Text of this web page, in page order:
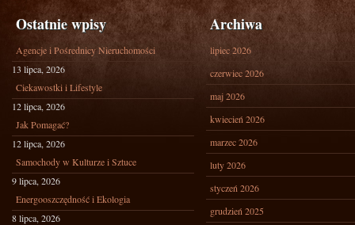
Ostatnie wpisy
Agencje i Pośrednicy Nieruchomości
13 lipca, 2026
Ciekawostki i Lifestyle
12 lipca, 2026
Jak Pomagać?
12 lipca, 2026
Samochody w Kulturze i Sztuce
9 lipca, 2026
Energooszczędność i Ekologia
8 lipca, 2026
Archiwa
lipiec 2026
czerwiec 2026
maj 2026
kwiecień 2026
marzec 2026
luty 2026
styczeń 2026
grudzień 2025